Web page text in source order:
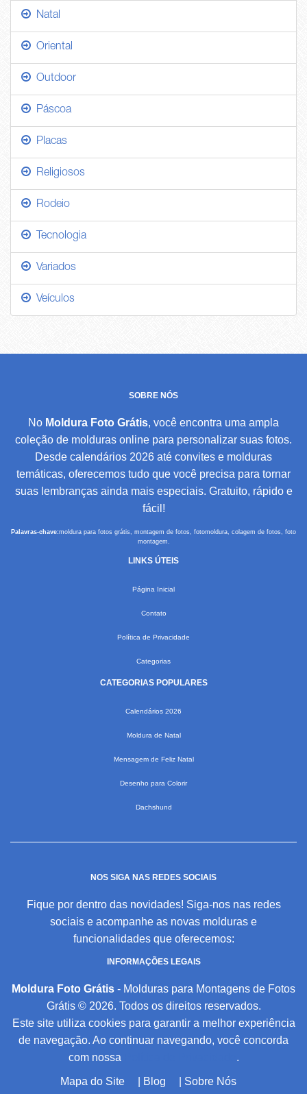
Natal
Oriental
Outdoor
Páscoa
Placas
Religiosos
Rodeio
Tecnologia
Variados
Veículos
SOBRE NÓS
No Moldura Foto Grátis, você encontra uma ampla
coleção de molduras online para personalizar suas fotos.
Desde calendários 2026 até convites e molduras
temáticas, oferecemos tudo que você precisa para tornar
suas lembranças ainda mais especiais. Gratuito, rápido e
fácil!
Palavras-chave:moldura para fotos grátis, montagem de fotos, fotomoldura, colagem de fotos, foto
montagem.
LINKS ÚTEIS
Página Inicial
Contato
Política de Privacidade
Categorias
CATEGORIAS POPULARES
Calendários 2026
Moldura de Natal
Mensagem de Feliz Natal
Desenho para Colorir
Dachshund
NOS SIGA NAS REDES SOCIAIS
Fique por dentro das novidades! Siga-nos nas redes
sociais e acompanhe as novas molduras e
funcionalidades que oferecemos:
INFORMAÇÕES LEGAIS
Moldura Foto Grátis - Molduras para Montagens de Fotos
Grátis © 2026. Todos os direitos reservados.
Este site utiliza cookies para garantir a melhor experiência
de navegação. Ao continuar navegando, você concorda
com nossa
.
Mapa do Site Blog Sobre Nós